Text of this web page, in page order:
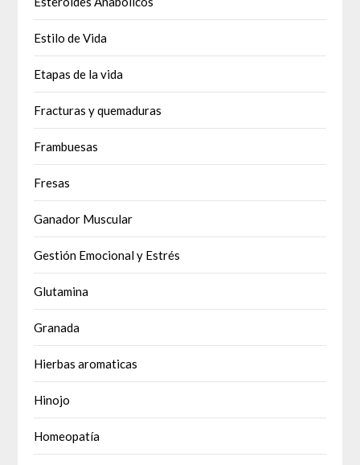
Estilo de Vida
Etapas de la vida
Fracturas y quemaduras
Frambuesas
Fresas
Ganador Muscular
Gestión Emocional y Estrés
Glutamina
Granada
Hierbas aromaticas
Hinojo
Homeopatía